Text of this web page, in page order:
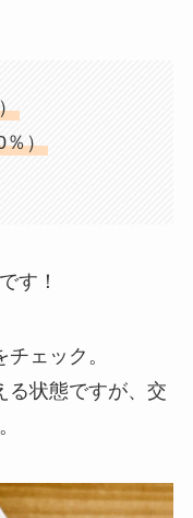
％）
す！
ェック。
る状態ですが、交